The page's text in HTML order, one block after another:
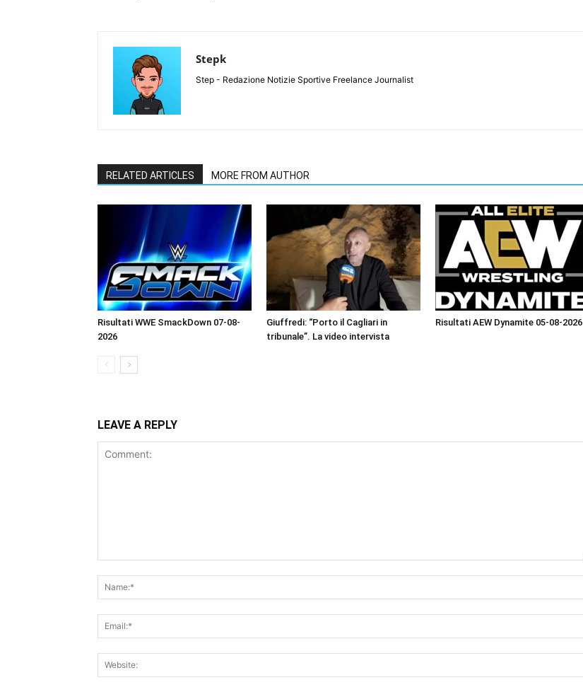
Stepk
Step - Redazione Notizie Sportive Freelance Journalist
RELATED ARTICLES MORE FROM AUTHOR
Risultati WWE SmackDown 07-08-
2026
Giuffredi: “Porto il Cagliari in
tribunale”. La video intervista
Risultati AEW Dynamite 05-08-2026
LEAVE A REPLY